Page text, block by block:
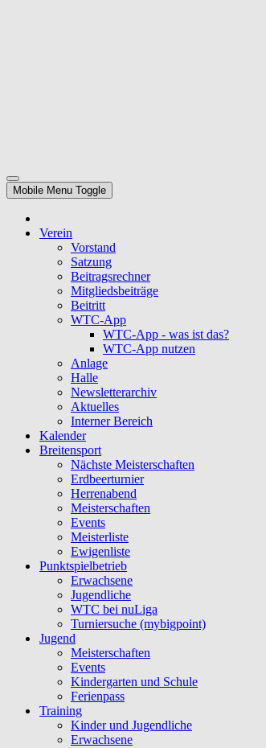
Mobile Menu Toggle
Verein
Vorstand
Satzung
Beitragsrechner
Mitgliedsbeiträge
Beitritt
WTC-App
WTC-App - was ist das?
WTC-App nutzen
Anlage
Halle
Newsletterarchiv
Aktuelles
Interner Bereich
Kalender
Breitensport
Nächste Meisterschaften
Erdbeerturnier
Herrenabend
Meisterschaften
Events
Meisterliste
Ewigenliste
Punktspielbetrieb
Erwachsene
Jugendliche
WTC bei nuLiga
Turniersuche (mybigpoint)
Jugend
Meisterschaften
Events
Kindergarten und Schule
Ferienpass
Training
Kinder und Jugendliche
Erwachsene